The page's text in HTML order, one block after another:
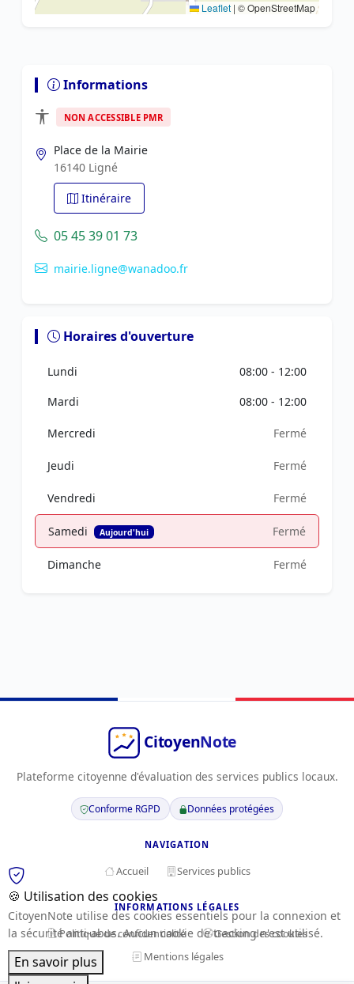
Leaflet | © OpenStreetMap
Informations
NON ACCESSIBLE PMR
Place de la Mairie
16140 Ligné
Itinéraire
05 45 39 01 73
mairie.ligne@wanadoo.fr
Horaires d'ouverture
Lundi
08:00 - 12:00
Mardi
08:00 - 12:00
Mercredi Fermé
Jeudi Fermé
Vendredi Fermé
Samedi Aujourd'hui Fermé
Dimanche Fermé
Plateforme citoyenne d'évaluation des services publics locaux.
Conforme RGPD Données protégées
NAVIGATION
Accueil Services publics
INFORMATIONS LÉGALES
Politique de confidentialité
Gestion des cookies
Mentions légales
🍪 Utilisation des cookies
CitoyenNote utilise des cookies essentiels pour la connexion et
la sécurité anti-abus. Aucun cookie de tracking n'est utilisé.
En savoir plus